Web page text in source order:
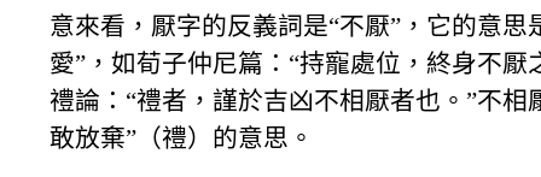
意來看，厭字的反義詞是“不厭”，它的意思
愛”，如荀子仲尼篇：“持寵處位，終身不厭
禮論：“禮者，謹於吉凶不相厭者也。”不相
敢放棄”（禮）的意思。